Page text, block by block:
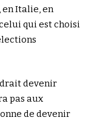
Italie, en
qui est choisi
devenir
pas aux
de devenir